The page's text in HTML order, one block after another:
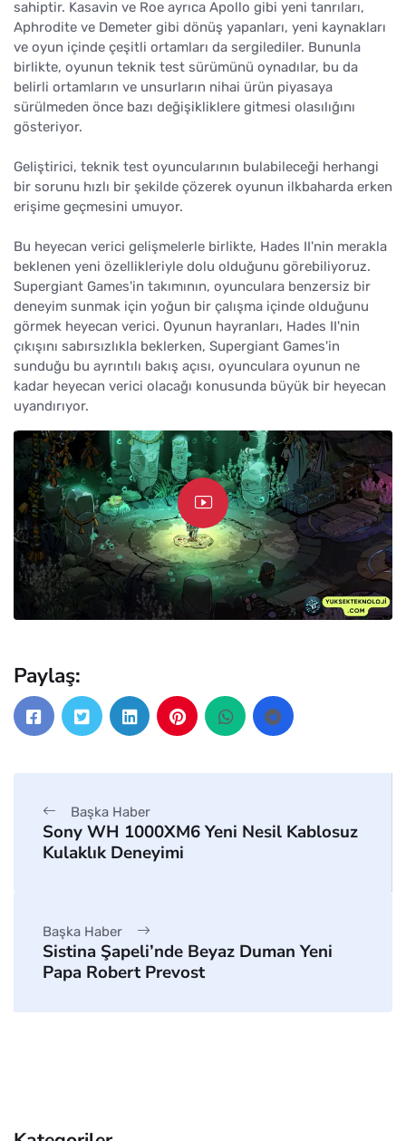
sahiptir. Kasavin ve Roe ayrıca Apollo gibi yeni tanrıları,
Aphrodite ve Demeter gibi dönüş yapanları, yeni kaynakları
ve oyun içinde çeşitli ortamları da sergilediler. Bununla
birlikte, oyunun teknik test sürümünü oynadılar, bu da
belirli ortamların ve unsurların nihai ürün piyasaya
sürülmeden önce bazı değişikliklere gitmesi olasılığını
gösteriyor.
Geliştirici, teknik test oyuncularının bulabileceği herhangi
bir sorunu hızlı bir şekilde çözerek oyunun ilkbaharda erken
erişime geçmesini umuyor.
Bu heyecan verici gelişmelerle birlikte, Hades II'nin merakla
beklenen yeni özellikleriyle dolu olduğunu görebiliyoruz.
Supergiant Games'in takımının, oyunculara benzersiz bir
deneyim sunmak için yoğun bir çalışma içinde olduğunu
görmek heyecan verici. Oyunun hayranları, Hades II'nin
çıkışını sabırsızlıkla beklerken, Supergiant Games'in
sunduğu bu ayrıntılı bakış açısı, oyunculara oyunun ne
kadar heyecan verici olacağı konusunda büyük bir heyecan
uyandırıyor.
Paylaş:
Başka Haber
Sony WH 1000XM6 Yeni Nesil Kablosuz
Kulaklık Deneyimi
Başka Haber
Sistina Şapeli’nde Beyaz Duman Yeni
Papa Robert Prevost